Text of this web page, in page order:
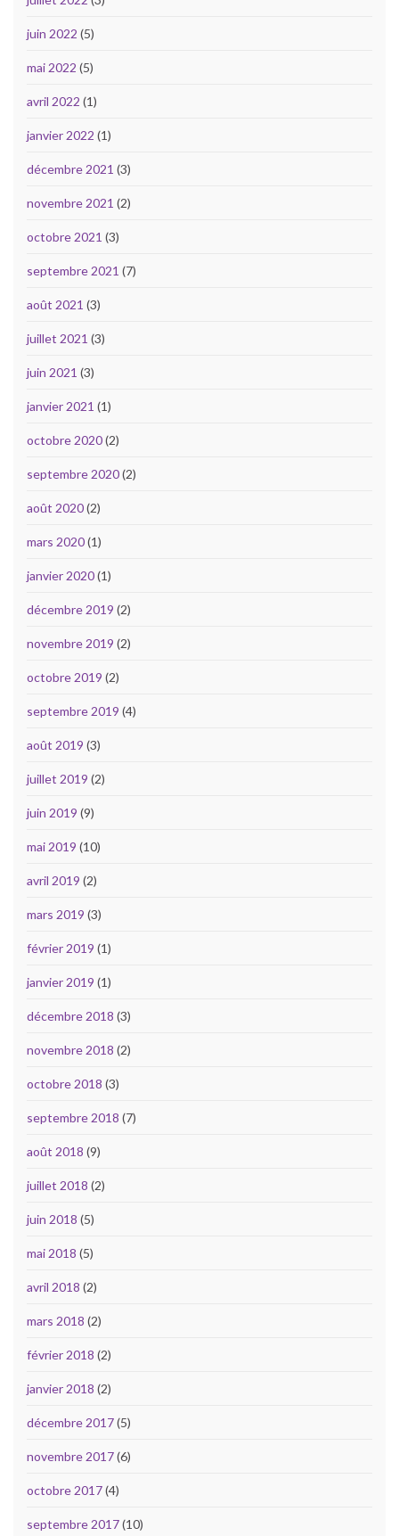
juin 2022 (5)
mai 2022 (5)
avril 2022 (1)
janvier 2022 (1)
décembre 2021 (3)
novembre 2021 (2)
octobre 2021 (3)
septembre 2021 (7)
août 2021 (3)
juillet 2021 (3)
juin 2021 (3)
janvier 2021 (1)
octobre 2020(2)
septembre 2020(2)
août 2020(2)
mars 2020(1)
janvier 2020(1)
décembre 2019 (2)
novembre 2019 (2)
octobre 2019 (2)
septembre 2019 (4)
août 2019 (3)
juillet 2019 (2)
juin 2019 (9)
mai 2019 (10)
avril 2019 (2)
mars 2019 (3)
février 2019 (1)
janvier 2019 (1)
décembre 2018 (3)
novembre 2018 (2)
octobre 2018 (3)
septembre 2018 (7)
août 2018 (9)
juillet 2018 (2)
juin 2018 (5)
mai 2018 (5)
avril 2018 (2)
mars 2018 (2)
février 2018 (2)
janvier 2018 (2)
décembre 2017(5)
novembre 2017(6)
octobre 2017(4)
septembre 2017(10)